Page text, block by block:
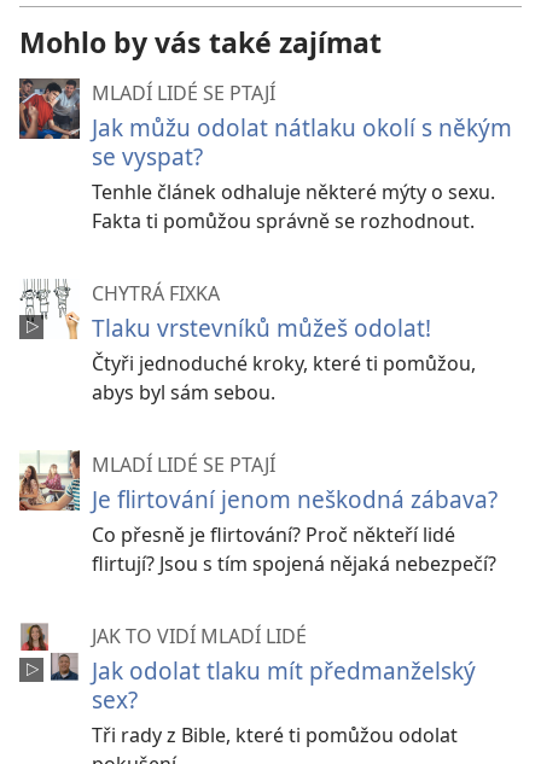
Mohlo by vás také zajímat
MLADÍ LIDÉ SE PTAJÍ
Jak můžu odolat nátlaku okolí s někým
se vyspat?
Tenhle článek odhaluje některé mýty o sexu.
Fakta ti pomůžou správně se rozhodnout.
CHYTRÁ FIXKA
Tlaku vrstevníků můžeš odolat!
Čtyři jednoduché kroky, které ti pomůžou,
abys byl sám sebou.
MLADÍ LIDÉ SE PTAJÍ
Je flirtování jenom neškodná zábava?
Co přesně je flirtování? Proč někteří lidé
flirtují? Jsou s tím spojená nějaká nebezpečí?
JAK TO VIDÍ MLADÍ LIDÉ
Jak odolat tlaku mít předmanželský
sex?
Tři rady z Bible, které ti pomůžou odolat